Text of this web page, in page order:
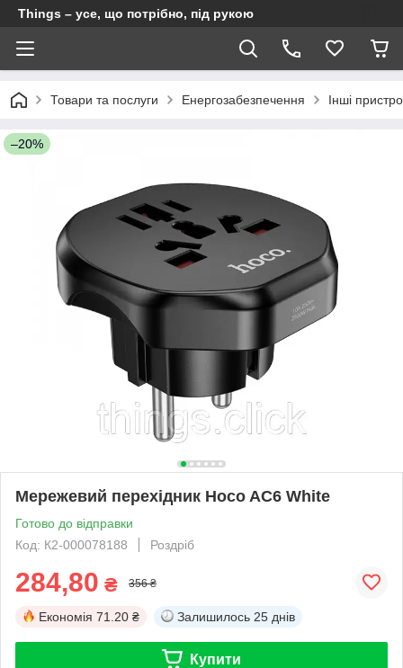
Things – усе, що потрібно, під рукою
Товари та послуги Енергозабезпечення Інші
–20%
Мережевий перехідник Hoco AC6 White
Готово до відправки
Код: К2-000078188
Роздріб
284,80 ₴ 356 ₴
Економія 71.20 ₴ Залишилось 25 днів
Купити